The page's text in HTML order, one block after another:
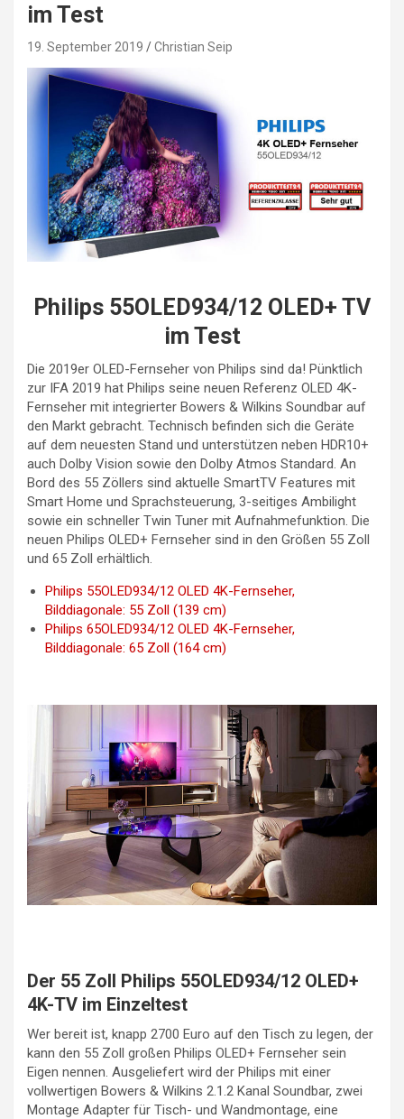
im Test
19. September 2019 Christian Seip
Philips 55OLED934/12 OLED+ TV
im Test
Die 2019er OLED-Fernseher von Philips sind da! Pünktlich
zur IFA 2019 hat Philips seine neuen Referenz OLED 4K-
Fernseher mit integrierter Bowers & Wilkins Soundbar auf
den Markt gebracht. Technisch befinden sich die Geräte
auf dem neuesten Stand und unterstützen neben HDR10+
auch Dolby Vision sowie den Dolby Atmos Standard. An
Bord des 55 Zöllers sind aktuelle SmartTV Features mit
Smart Home und Sprachsteuerung, 3-seitiges Ambilight
sowie ein schneller Twin Tuner mit Aufnahmefunktion. Die
neuen Philips OLED+ Fernseher sind in den Größen 55 Zoll
und 65 Zoll erhältlich.
Philips 55OLED934/12 OLED 4K-Fernseher,
Bilddiagonale: 55 Zoll (139 cm)
Philips 65OLED934/12 OLED 4K-Fernseher,
Bilddiagonale: 65 Zoll (164 cm)
Der 55 Zoll Philips 55OLED934/12 OLED+
4K-TV im Einzeltest
Wer bereit ist, knapp 2700 Euro auf den Tisch zu legen, der
kann den 55 Zoll großen Philips OLED+ Fernseher sein
Eigen nennen. Ausgeliefert wird der Philips mit einer
vollwertigen Bowers & Wilkins 2.1.2 Kanal Soundbar, zwei
Montage Adapter für Tisch- und Wandmontage, eine